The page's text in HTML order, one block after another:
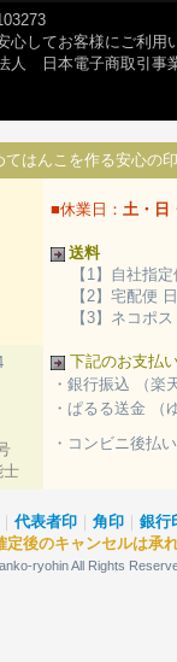
心してお客様にご利
人 日本電子商取引事
てはんこを作る安心
■休業日： 土・日
送料
【1】自社指定
【2】宅配便
【3】ネコポス
下記のお支払
・銀行振込 （楽
・ぱるる送金 （
・コンビニ後払
士
代表者印 角印
銀行
定後のキャンセルは承
ryohin All Rights